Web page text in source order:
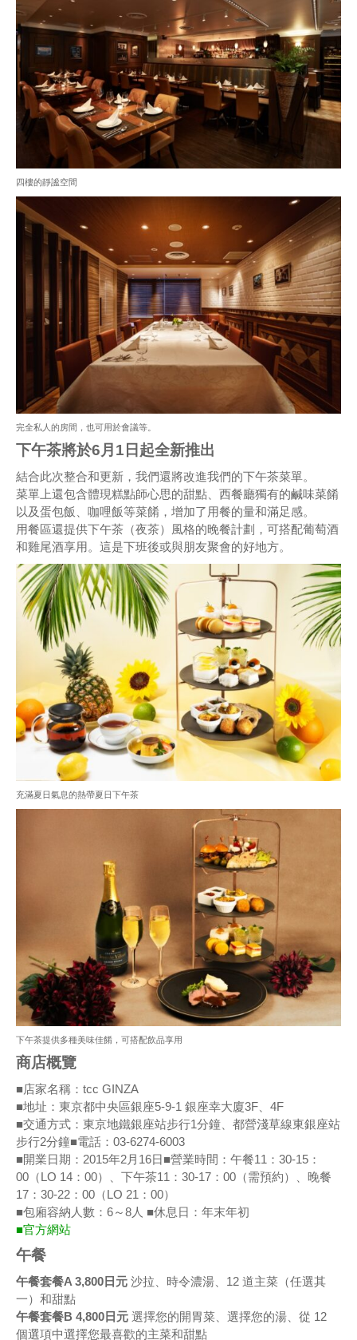
四樓的靜謐空間
完全私人的房間，也可用於會議等。
下午茶將於6月1日起全新推出
結合此次整合和更新，我們還將改進我們的下午茶菜單。
菜單上還包含體現糕點師心思的甜點、西餐廳獨有的鹹味菜餚
以及蛋包飯、咖哩飯等菜餚，增加了用餐的量和滿足感。
用餐區還提供下午茶（夜茶）風格的晚餐計劃，可搭配葡萄酒
和雞尾酒享用。這是下班後或與朋友聚會的好地方。
充滿夏日氣息的熱帶夏日下午茶
下午茶提供多種美味佳餚，可搭配飲品享用
商店概覽
■店家名稱：tcc GINZA
■地址：東京都中央區銀座5-9-1 銀座幸大廈3F、4F
■交通方式：東京地鐵銀座站步行1分鐘、都營淺草線東銀座站
步行2分鐘■電話：03-6274-6003
■開業日期：2015年2月16日■營業時間：午餐11：30-15：
00（LO 14：00）、下午茶11：30-17：00（需預約）、晚餐
17：30-22：00（LO 21：00）
■包廂容納人數：6～8人 ■休息日：年末年初
■官方網站
午餐
午餐套餐A 3,800日元 沙拉、時令濃湯、12 道主菜（任選其
一）和甜點
午餐套餐B 4,800日元 選擇您的開胃菜、選擇您的湯、從 12
個選項中選擇您最喜歡的主菜和甜點